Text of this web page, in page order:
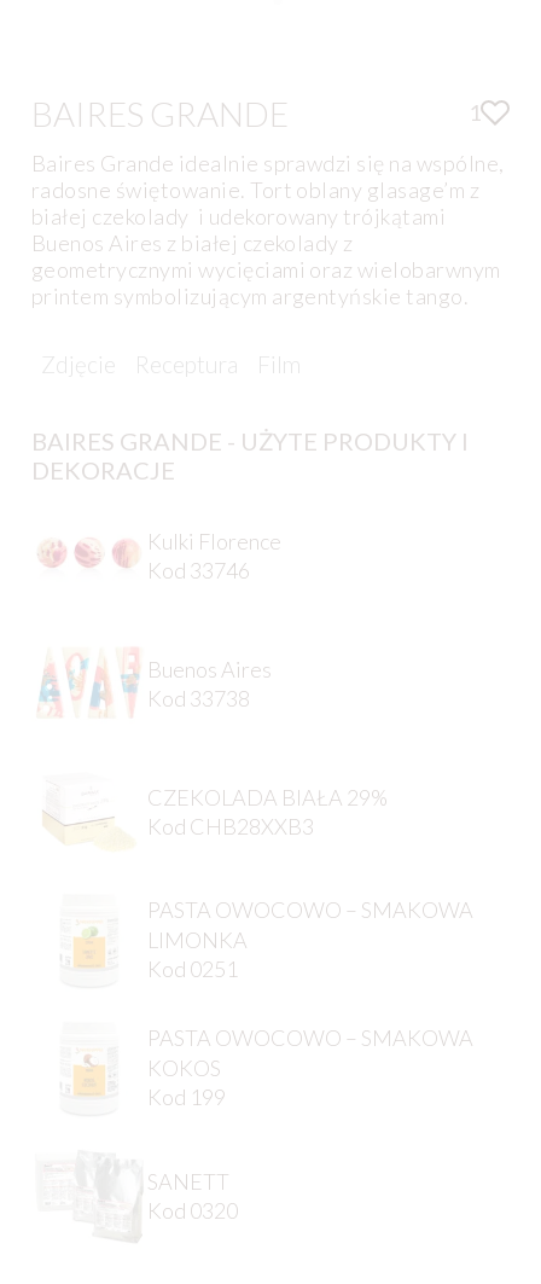
BAIRES GRANDE
1
Baires Grande idealnie sprawdzi się na wspólne,
radosne świętowanie. Tort oblany glasage’m z
białej czekolady i udekorowany trójkątami
Buenos Aires z białej czekolady z
geometrycznymi wycięciami oraz wielobarwnym
printem symbolizującym argentyńskie tango.
Zdjęcie Receptura Film
BAIRES GRANDE - UŻYTE PRODUKTY I
DEKORACJE
Kulki Florence
Kod 33746
Buenos Aires
Kod 33738
CZEKOLADA BIAŁA 29%
Kod CHB28XXB3
PASTA OWOCOWO – SMAKOWA
LIMONKA
Kod 0251
PASTA OWOCOWO – SMAKOWA
KOKOS
Kod 199
SANETT
Kod 0320